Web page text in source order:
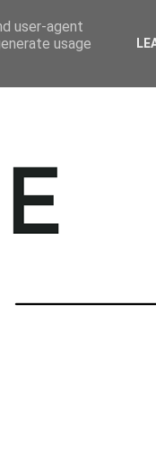
BARWNE TRAVEL
user-agent
usage